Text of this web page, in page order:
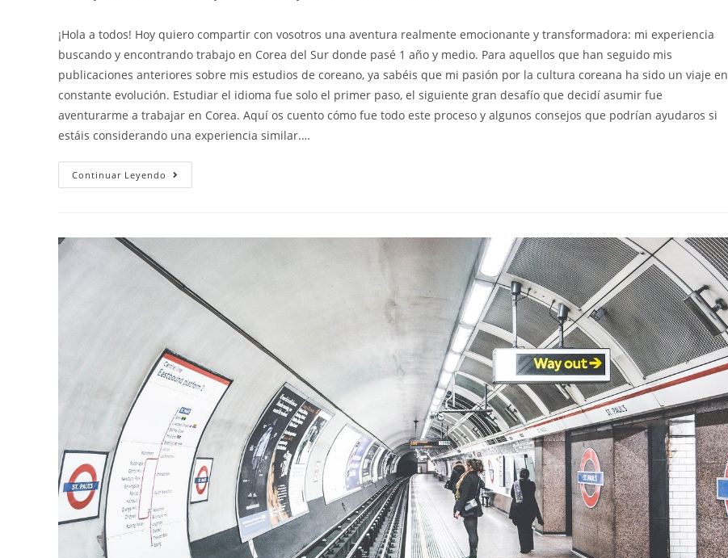
la
entrada:
la
entrada:
entrada:
¡Hola a todos! Hoy quiero compartir con vosotros una aventura realmente emocionante y transformadora: mi experiencia
buscando y encontrando trabajo en Corea del Sur donde pasé 1 año y medio. Para aquellos que han seguido mis
publicaciones anteriores sobre mis estudios de coreano, ya sabéis que mi pasión por la cultura coreana ha sido un viaje en
constante evolución. Estudiar el idioma fue solo el primer paso, el siguiente gran desafío que decidí asumir fue
aventurarme a trabajar en Corea. Aquí os cuento cómo fue todo este proceso y algunos consejos que podrían ayudaros si
estáis considerando una experiencia similar.…
Continuar Leyendo Buscando
Trabajo